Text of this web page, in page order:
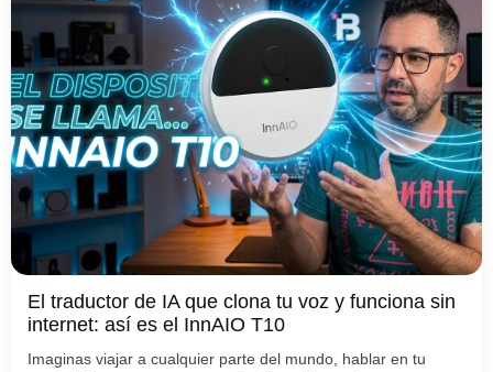
El traductor de IA que clona tu voz y funciona sin
internet: así es el InnAIO T10
Imaginas viajar a cualquier parte del mundo, hablar en tu